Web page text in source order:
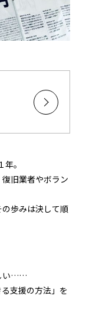
。
旧業者やボラン
歩みは決して順
い……
支援の方法」を